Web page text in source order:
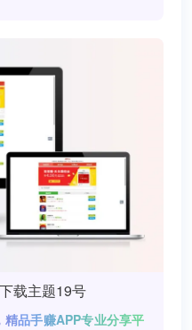
载主题19号
品手赚APP专业分享平